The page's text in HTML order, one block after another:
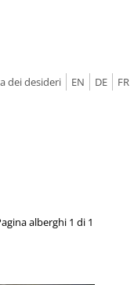
FR
DE
EN
dei desideri
alberghi 1 di 1